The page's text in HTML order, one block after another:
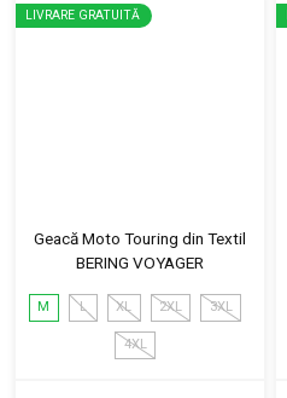
LIVRARE GRATUITĂ
Geacă Moto Touring din Textil
BERING VOYAGER
M L XL 2XL 3XL
4XL